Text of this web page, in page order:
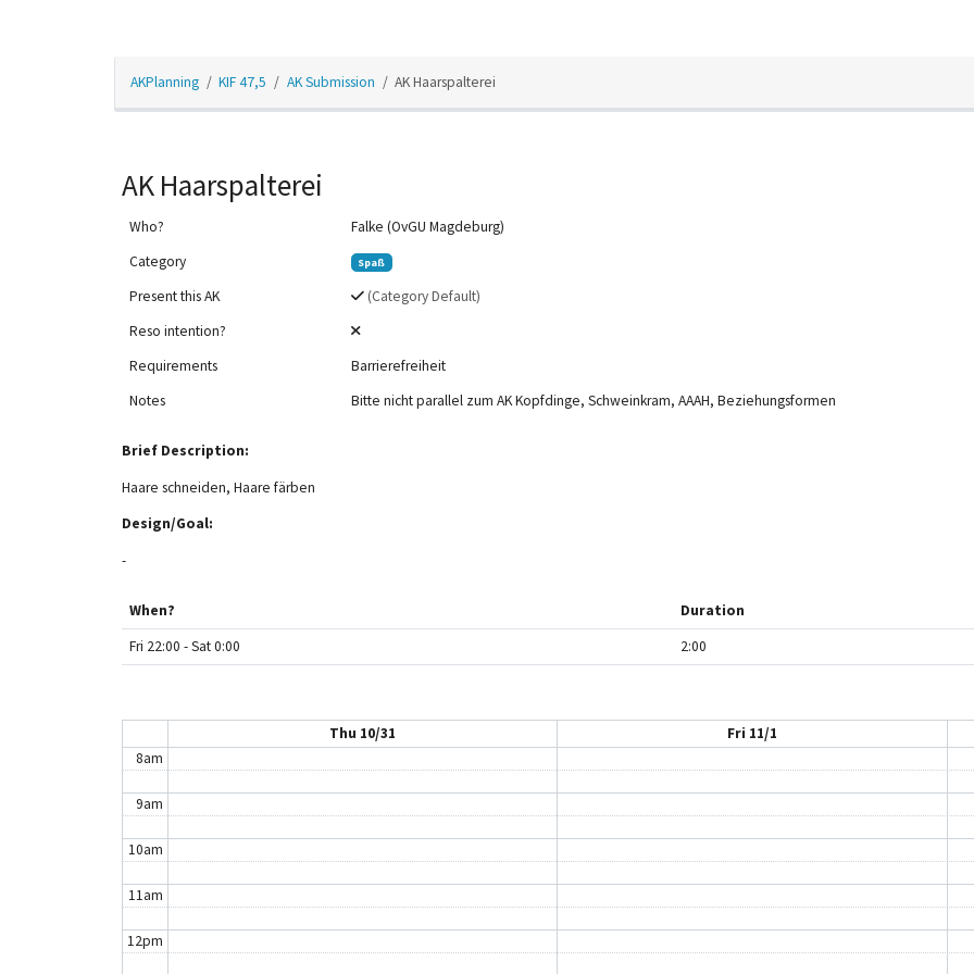
AKPlanning KIF 47,5 AK Submission AK Haarspalterei
AK Haarspalterei
Who?
Falke (OvGU Magdeburg)
Category
Spaß
Present this AK
(Category Default)
Reso intention?
Requirements
Barrierefreiheit
Notes
Bitte nicht parallel zum AK Kopfdinge, Schweinkram, AAAH, Beziehungsformen
Brief Description:
Haare schneiden, Haare färben
Design/Goal:
-
When? Duration
Fri 22:00 - Sat 0:00
2:00
Thu 10/31 Fri 11/1
12am
2am
3am
5am
6am
8am
9am
10am
11am
12pm